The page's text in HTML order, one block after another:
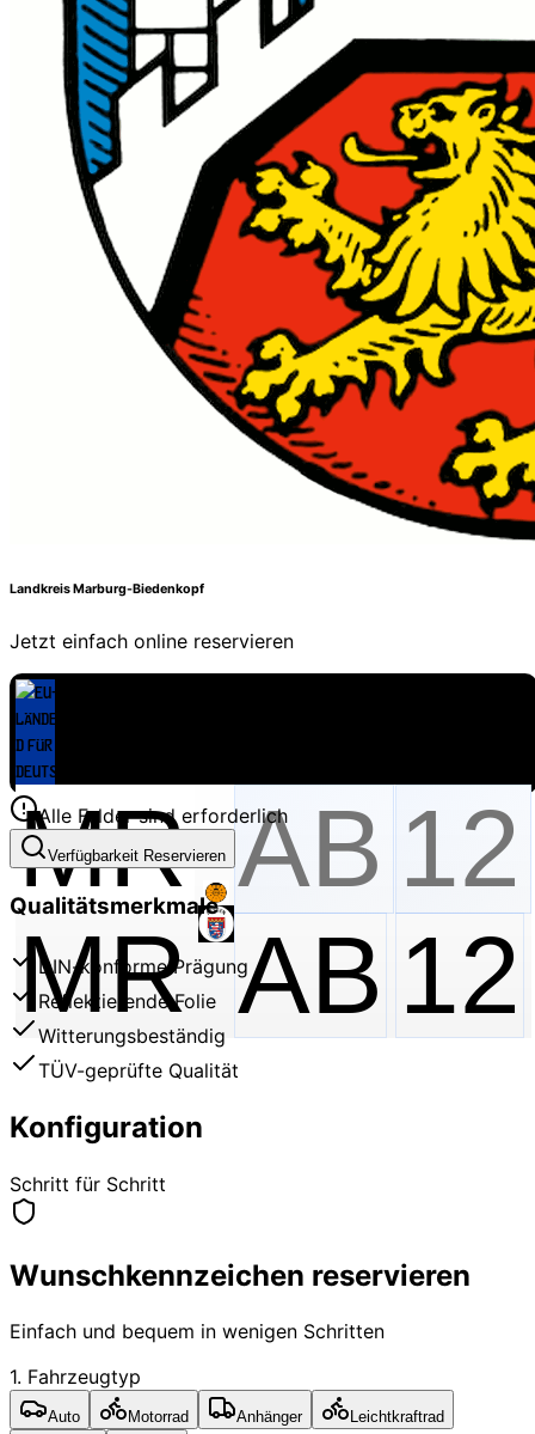
Landkreis Marburg-Biedenkopf
Jetzt einfach online reservieren
MR AB 12
Alle Felder sind erforderlich
Verfügbarkeit Reservieren
Qualitätsmerkmale
DIN-konforme Prägung
Reflektierende Folie
Witterungsbeständig
TÜV-geprüfte Qualität
Konfiguration
Schritt für Schritt
Wunschkennzeichen reservieren
Einfach und bequem in wenigen Schritten
1. Fahrzeugtyp
Auto Motorrad Anhänger Leichtkraftrad